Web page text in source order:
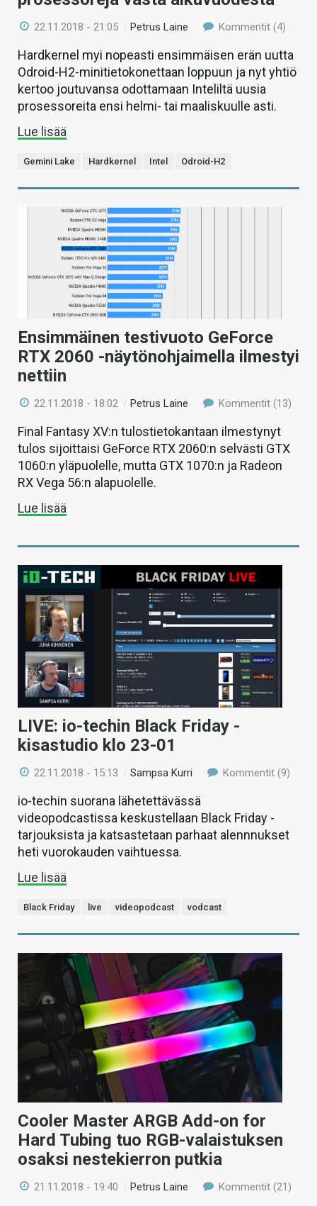
22.11.2018 - 21:05 /Petrus Laine Kommentit (4)
Hardkernel myi nopeasti ensimmäisen erän uutta
Odroid-H2-minitietokonettaan loppuun ja nyt yhtiö
kertoo joutuvansa odottamaan Inteliltä uusia
prosessoreita ensi helmi- tai maaliskuulle asti.
Lue lisää
Gemini Lake Hardkernel Intel Odroid-H2
Ensimmäinen testivuoto GeForce
RTX 2060 -näytönohjaimella ilmestyi
nettiin
22.11.2018 - 18:02 /Petrus Laine Kommentit (13)
Final Fantasy XV:n tulostietokantaan ilmestynyt
tulos sijoittaisi GeForce RTX 2060:n selvästi GTX
1060:n yläpuolelle, mutta GTX 1070:n ja Radeon
RX Vega 56:n alapuolelle.
Lue lisää
LIVE: io-techin Black Friday -
kisastudio klo 23-01
22.11.2018 - 15:13 /Sampsa Kurri Kommentit (9)
io-techin suorana lähetettävässä
videopodcastissa keskustellaan Black Friday -
tarjouksista ja katsastetaan parhaat alennnukset
heti vuorokauden vaihtuessa.
Lue lisää
Black Friday live videopodcast vodcast
Cooler Master ARGB Add-on for
Hard Tubing tuo RGB-valaistuksen
osaksi nestekierron putkia
21.11.2018 - 19:40 /Petrus Laine Kommentit (21)